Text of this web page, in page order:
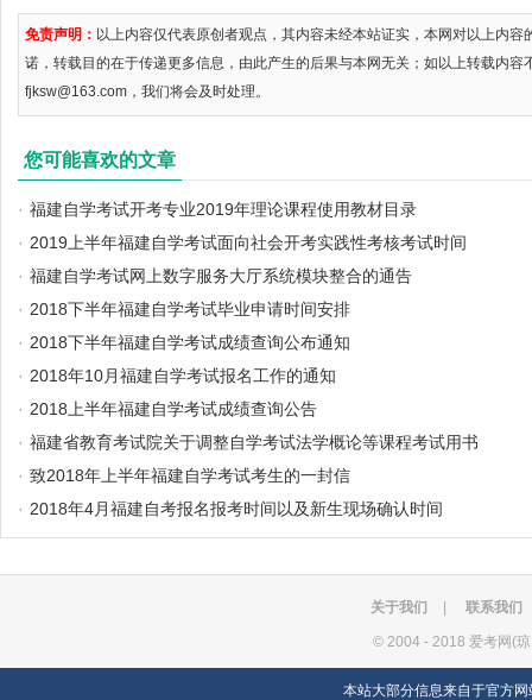
免责声明： 以上内容仅代表原创者观点，其内容未经本站证实，本网对以上内
诺，转载目的在于传递更多信息，由此产生的后果与本网无关；如以上转载内容
fjksw@163.com，我们将会及时处理。
您可能喜欢的文章
· 福建自学考试开考专业2019年理论课程使用教材目录
· 2019上半年福建自学考试面向社会开考实践性考核考试时间
· 福建自学考试网上数字服务大厅系统模块整合的通告
· 2018下半年福建自学考试毕业申请时间安排
· 2018下半年福建自学考试成绩查询公布通知
· 2018年10月福建自学考试报名工作的通知
· 2018上半年福建自学考试成绩查询公告
· 福建省教育考试院关于调整自学考试法学概论等课程考试用书
· 致2018年上半年福建自学考试考生的一封信
· 2018年4月福建自考报名报考时间以及新生现场确认时间
关于我们 联系我们
© 2004 - 2018 爱考网(
本站大部分信息来自于官方